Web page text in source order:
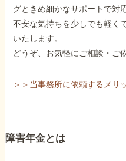
グときめ細かなサポートで対
不安な気持ちを少しでも軽く
いたします。
どうぞ、お気軽にご相談・ご
＞＞当事務所に依頼するメリ
障害年金とは